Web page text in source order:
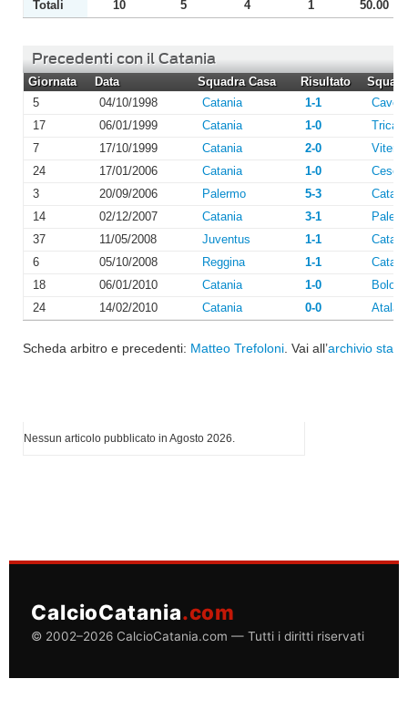
Totali
10 5 4 1 50.00
Precedenti con il Catania
Giornata Data Squadra Casa Risultato
5
04/10/1998 Catania 1-1
17
06/01/1999 Catania 1-0
7
17/10/1999 Catania 2-0
24
17/01/2006 Catania 1-0
3
20/09/2006 Palermo 5-3
14
02/12/2007 Catania 3-1
37
11/05/2008 Juventus 1-1
6
05/10/2008 Reggina 1-1
18
06/01/2010 Catania 1-0
24
14/02/2010 Catania 0-0
Scheda arbitro e precedenti: Matteo Trefoloni . Vai all’archivio
Nessun articolo pubblicato in Agosto 2026.
CalcioCatania.com
© 2002–2026 CalcioCatania.com — Tutti i diritti riservati